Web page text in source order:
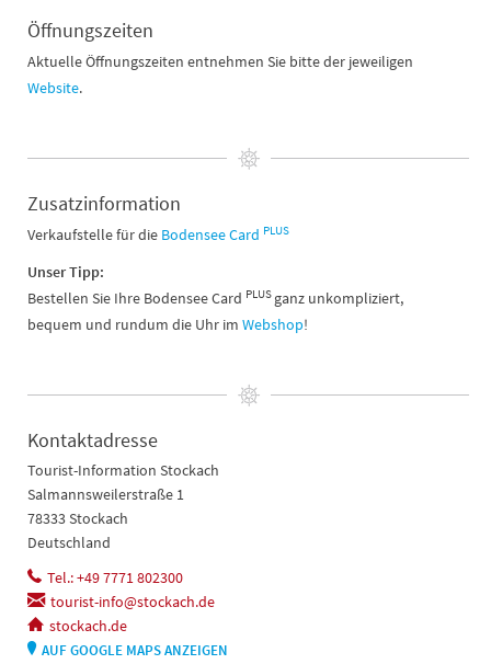
Öffnungszeiten
Aktuelle Öffnungszeiten entnehmen Sie bitte der jeweiligen
Website.
Zusatzinformation
Verkaufstelle für die Bodensee Card PLUS
Unser Tipp:
Bestellen Sie Ihre Bodensee Card PLUS ganz unkompliziert,
bequem und rundum die Uhr im Webshop!
Kontaktadresse
Tourist-Information Stockach
Salmannsweilerstraße 1
78333 Stockach
Deutschland
Tel.: +49 7771 802300
tourist-info@stockach.de
stockach.de
AUF GOOGLE MAPS ANZEIGEN